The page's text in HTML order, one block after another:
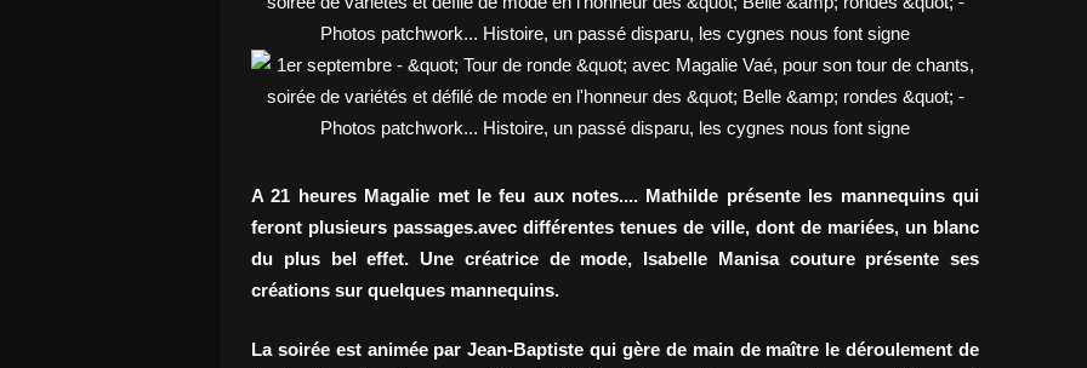
A 21 heures Magalie met le feu aux notes.... Mathilde présente les mannequins qui
feront plusieurs passages.avec différentes tenues de ville, dont de mariées, un blanc
du plus bel effet. Une créatrice de mode, Isabelle Manisa couture présente ses
créations sur quelques mannequins.
La soirée est animée par Jean-Baptiste qui gère de main de maître le déroulement de